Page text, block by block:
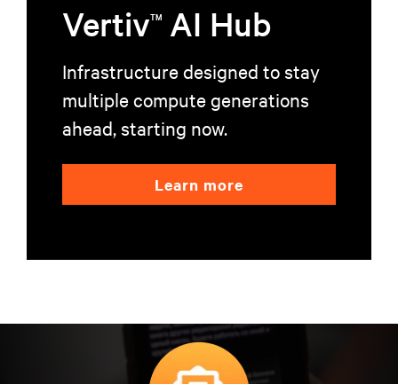
VertivTM AI Hub
Infrastructure designed to stay
multiple compute generations
ahead, starting now.
Learn more